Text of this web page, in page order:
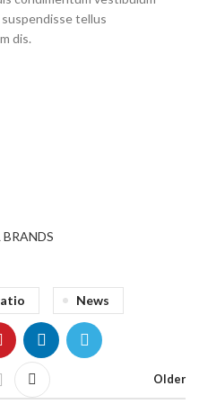
suspendisse tellus
dis.
News
Older